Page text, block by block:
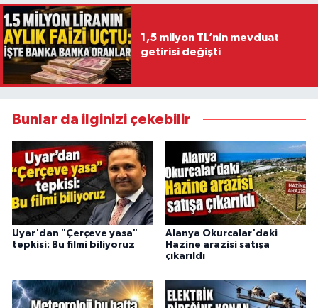
1,5 milyon TL’nin mevduat
getirisi değişti
Bunlar da ilginizi çekebilir
Uyar'dan "Çerçeve yasa"
tepkisi: Bu filmi biliyoruz
Alanya Okurcalar'daki
Hazine arazisi satışa
çıkarıldı